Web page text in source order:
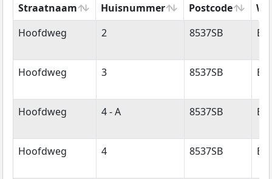
Straatnaam Huisnummer Postcode
Straatnaam
Huisnummer Postcode
Hoofdweg 2 8537SB
Hoofdweg 3 8537SB
Hoofdweg 4 - A 8537SB
Hoofdweg 4 8537SB